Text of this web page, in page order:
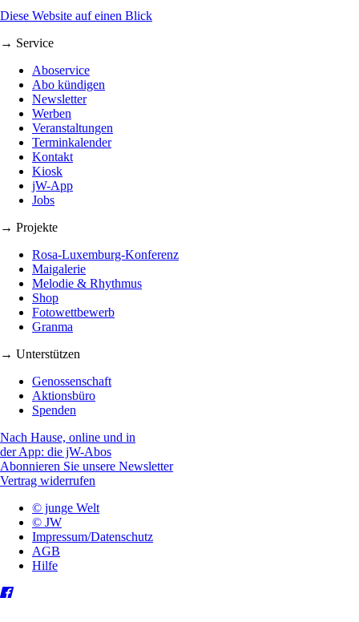
Diese Website auf einen Blick
→ Service
Aboservice
Abo kündigen
Newsletter
Werben
Veranstaltungen
Terminkalender
Kontakt
Kiosk
jW-App
Jobs
→ Projekte
Rosa-Luxemburg-Konferenz
Maigalerie
Melodie & Rhythmus
Shop
Fotowettbewerb
Granma
→ Unterstützen
Genossenschaft
Aktionsbüro
Spenden
Nach Hause, online und in
der App: die jW-Abos
Abonnieren Sie unsere Newsletter
Vertrag widerrufen
© junge Welt
© JW
Impressum/Datenschutz
AGB
Hilfe